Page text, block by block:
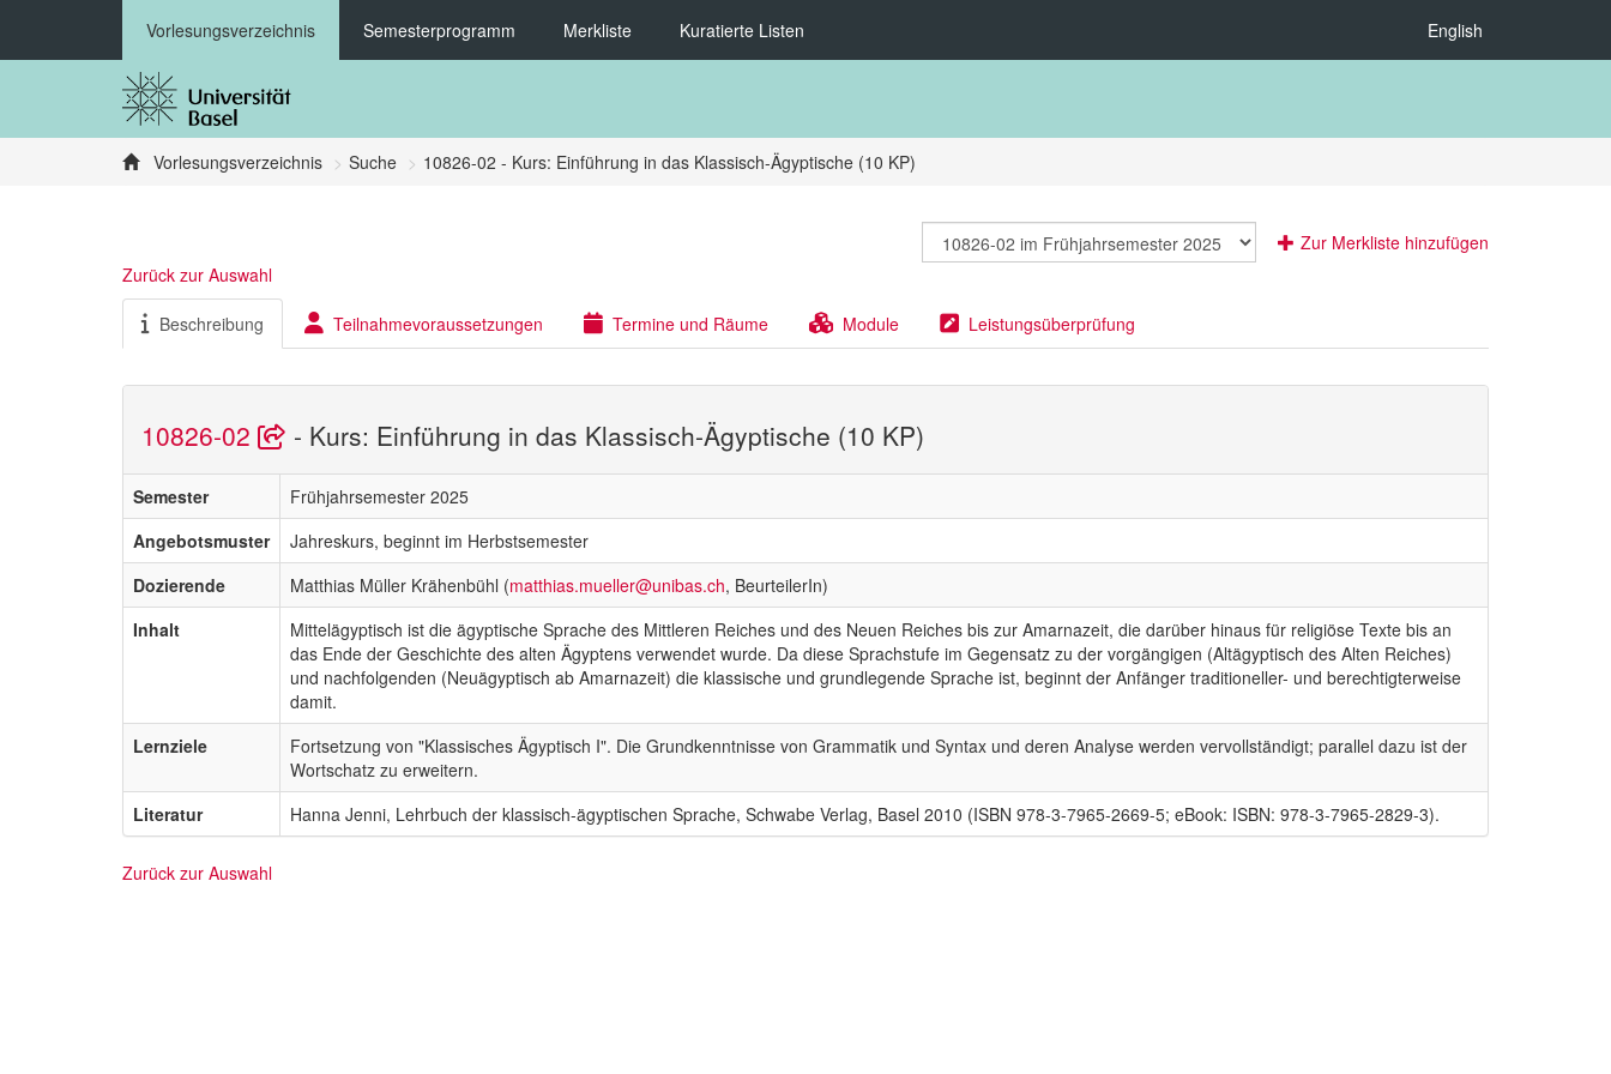
Vorlesungsverzeichnis Semesterprogramm Merkliste Kuratierte Listen English
Vorlesungsverzeichnis Suche 10826-02 - Kurs: Einführung in das Klassisch-Ägyptische (10 KP)
Zur Merkliste hinzufügen
Zurück zur Auswahl
Beschreibung Teilnahmevoraussetzungen Termine und Räume Module Leistungsüberprüfung
10826-02 - Kurs: Einführung in das Klassisch-Ägyptische (10 KP)
Semester
Frühjahrsemester 2025
Angebotsmuster
Jahreskurs, beginnt im Herbstsemester
Dozierende
Matthias Müller Krähenbühl (matthias.mueller@unibas.ch, BeurteilerIn)
Inhalt
Mittelägyptisch ist die ägyptische Sprache des Mittleren Reiches und des Neuen Reiches bis zur Amarnazeit, die darüber hinaus für religiöse Texte bis an
das Ende der Geschichte des alten Ägyptens verwendet wurde. Da diese Sprachstufe im Gegensatz zu der vorgängigen (Altägyptisch des Alten Reiches)
und nachfolgenden (Neuägyptisch ab Amarnazeit) die klassische und grundlegende Sprache ist, beginnt der Anfänger traditioneller- und berechtigterweise
damit.
Lernziele
Fortsetzung von "Klassisches Ägyptisch I". Die Grundkenntnisse von Grammatik und Syntax und deren Analyse werden vervollständigt; parallel dazu ist der
Wortschatz zu erweitern.
Literatur
Hanna Jenni, Lehrbuch der klassisch-ägyptischen Sprache, Schwabe Verlag, Basel 2010 (ISBN 978-3-7965-2669-5; eBook: ISBN: 978-3-7965-2829-3).
Zurück zur Auswahl